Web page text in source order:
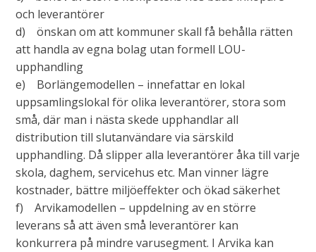
och leverantörer
d) önskan om att kommuner skall få behålla rätten
att handla av egna bolag utan formell LOU-
upphandling
e) Borlängemodellen – innefattar en lokal
uppsamlingslokal för olika leverantörer, stora som
små, där man i nästa skede upphandlar all
distribution till slutanvändare via särskild
upphandling. Då slipper alla leverantörer åka till varje
skola, daghem, servicehus etc. Man vinner lägre
kostnader, bättre miljöeffekter och ökad säkerhet
f) Arvikamodellen – uppdelning av en större
leverans så att även små leverantörer kan
konkurrera på mindre varusegment. I Arvika kan